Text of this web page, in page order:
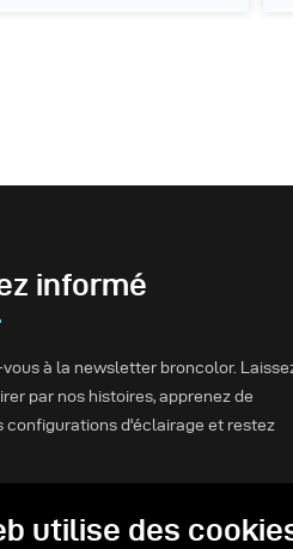
informé
vous à la newsletter broncolor.
par nos histoires, apprenez de
configurations d'éclairage et restez
utilise des